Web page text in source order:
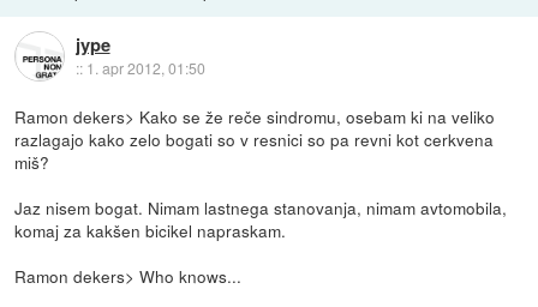
jype
:: 1. apr 2012, 01:50
Ramon dekers> Kako se že reče sindromu, osebam ki na veliko
razlagajo kako zelo bogati so v resnici so pa revni kot cerkvena
miš?
Jaz nisem bogat. Nimam lastnega stanovanja, nimam avtomobila,
komaj za kakšen bicikel napraskam.
Ramon dekers> Who knows...